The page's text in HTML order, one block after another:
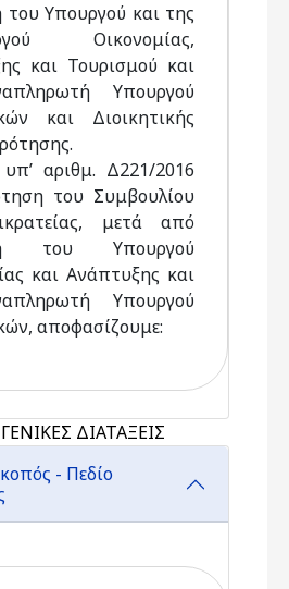
Υπουργού και της
Οικονομίας,
και Τουρισμού και
Υπουργού
και Διοικητικής
αριθμ. Δ221/2016
του Συμβουλίου
μετά από
του Υπουργού
και Ανάπτυξης και
Υπουργού
αποφασίζουμε:
ΔΙΑΤΑΞΕΙΣ
- Πεδίο